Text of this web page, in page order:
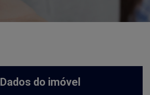
Dados do imóvel